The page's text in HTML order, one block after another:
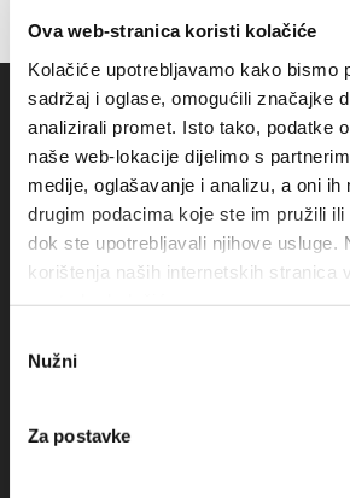
Ova web-stranica koristi kolačiće
Kolačiće upotrebljavamo kako bismo
sadržaj i oglase, omogućili značajke
analizirali promet. Isto tako, podatke
naše web-lokacije dijelimo s
medije, oglašavanje i analizu, a oni ih
drugim podacima koje ste im pružili
dok ste upotrebljavali njihove usluge.
korištenja naših internetskih stranica
pristanka
Nužni
Za postavke
+385(0)21 620713